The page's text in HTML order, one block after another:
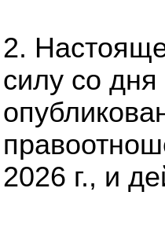
2.
силу со
2026 г., и